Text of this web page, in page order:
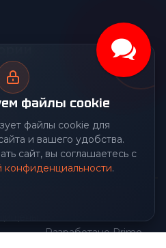
файлы cookie
файлы cookie для
и вашего удобства.
сайт, вы соглашаетесь с
конфиденциальности.
снабжения. Все права
Разработано Prime